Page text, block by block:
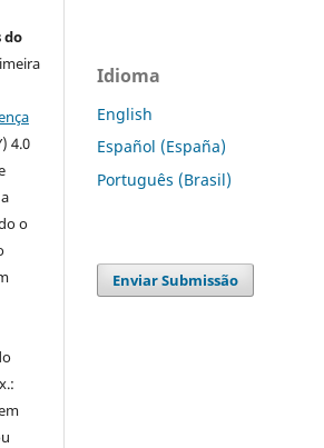
do
4.0
o
Idioma
English
Español (España)
Português (Brasil)
Enviar Submissão